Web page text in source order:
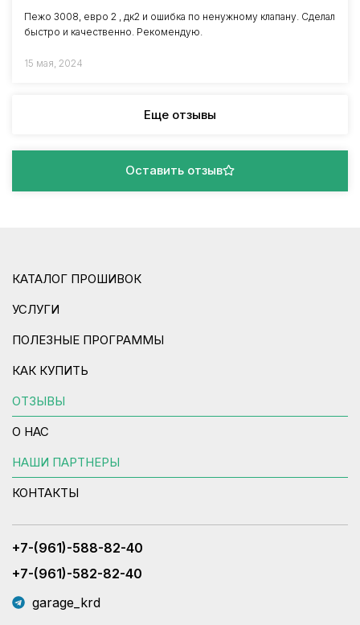
Пежо 3008, евро 2 , дк2 и ошибка по ненужному клапану. Сделал
быстро и качественно. Рекомендую.
15 мая, 2024
Еще отзывы
Оставить отзыв
КАТАЛОГ ПРОШИВОК
УСЛУГИ
ПОЛЕЗНЫЕ ПРОГРАММЫ
КАК КУПИТЬ
ОТЗЫВЫ
О НАС
НАШИ ПАРТНЕРЫ
КОНТАКТЫ
+7-(961)-588-82-40
+7-(961)-582-82-40
garage_krd